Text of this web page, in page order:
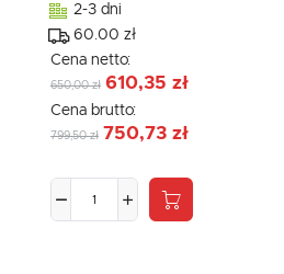
2-3 dni
60.00 zł
Cena netto:
650,00 zł 610,35 zł
Cena brutto:
799,50 zł 750,73 zł